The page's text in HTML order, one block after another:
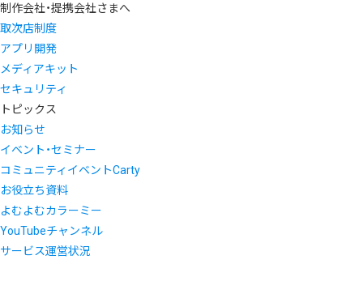
制作会社・提携会社さまへ
取次店制度
アプリ開発
メディアキット
セキュリティ
トピックス
お知らせ
イベント・セミナー
コミュニティイベントCarty
お役立ち資料
よむよむカラーミー
YouTubeチャンネル
サービス運営状況